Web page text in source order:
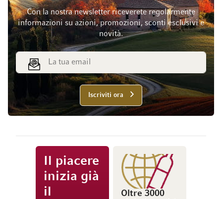
Con la nostra newsletter riceverete regolarmente
informazioni su azioni, promozioni, sconti esclusivi e
novità.
Indirizzo email
Iscriviti ora
Il piacere
inizia già
il
Oltre 3000